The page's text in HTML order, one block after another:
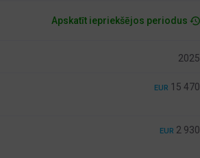
Apskatīt iepriekšējos periodus
2025
EUR 15 470
EUR 2 930